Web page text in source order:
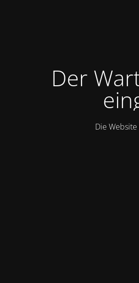
Der
Die